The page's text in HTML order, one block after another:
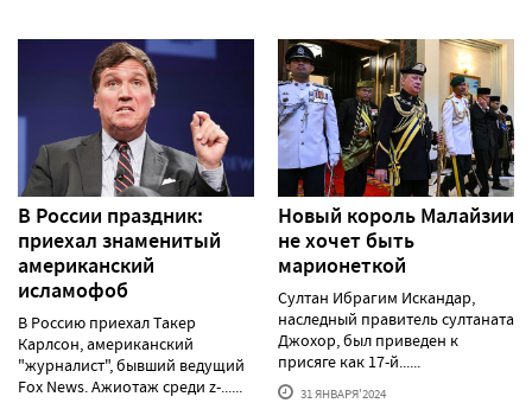
В России праздник:
приехал знаменитый
американский
исламофоб
В Россию приехал Такер
Карлсон, американский
"журналист", бывший ведущий
Fox News. Ажиотаж среди z-......
Новый король Малайзии
не хочет быть
марионеткой
Султан Ибрагим Искандар,
наследный правитель султаната
Джохор, был приведен к
присяге как 17-й......
31 ЯНВАРЯ'2024